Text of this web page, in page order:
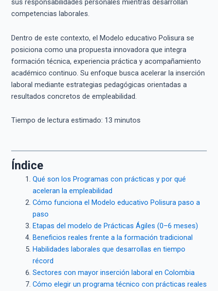
sus responsabilidades personales mientras desarrollan
competencias laborales.
Dentro de este contexto, el Modelo educativo Polisura se
posiciona como una propuesta innovadora que integra
formación técnica, experiencia práctica y acompañamiento
académico continuo. Su enfoque busca acelerar la inserción
laboral mediante estrategias pedagógicas orientadas a
resultados concretos de empleabilidad.
Tiempo de lectura estimado: 13 minutos
Índice
Qué son los Programas con prácticas y por qué
aceleran la empleabilidad
Cómo funciona el Modelo educativo Polisura paso a
paso
Etapas del modelo de Prácticas Ágiles (0–6 meses)
Beneficios reales frente a la formación tradicional
Habilidades laborales que desarrollas en tiempo
récord
Sectores con mayor inserción laboral en Colombia
Cómo elegir un programa técnico con prácticas reales